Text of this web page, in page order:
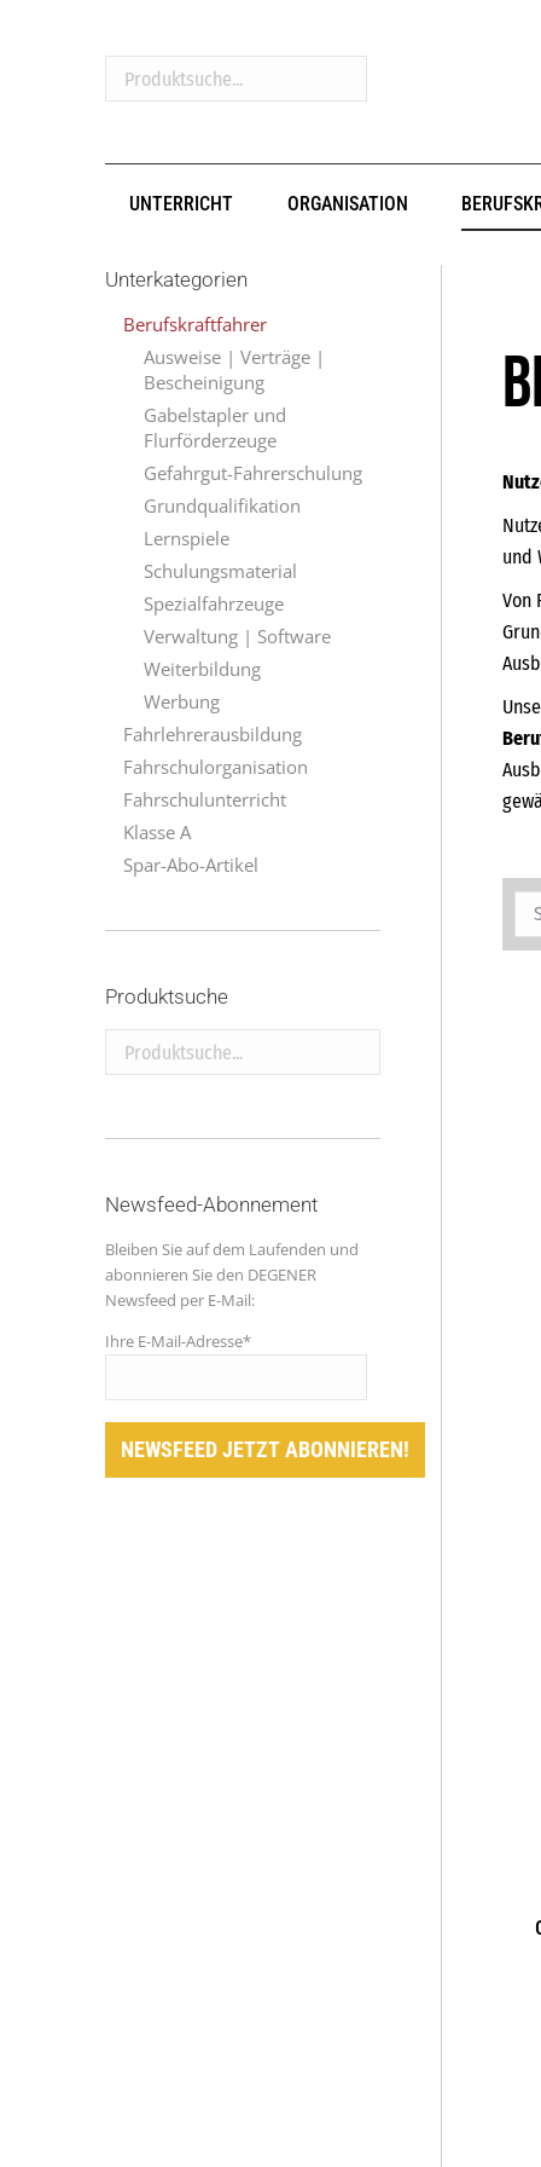
Produktsuche...
UNTERRICHT ORGANISATION
und
Von
Unterkategorien
Berufskraftfahrer
Ausweise | Verträge |
Bescheinigung
Gabelstapler und
Flurförderzeuge
Gefahrgut-Fahrerschulung
Grundqualifikation
Lernspiele
Schulungsmaterial
Spezialfahrzeuge
Verwaltung | Software
Weiterbildung
Werbung
Fahrlehrerausbildung
Fahrschulorganisation
Fahrschulunterricht
Klasse A
Spar-Abo-Artikel
Produktsuche
Produktsuche...
Newsfeed-Abonnement
Bleiben Sie auf dem Laufenden und
abonnieren Sie den DEGENER
Newsfeed per E-Mail:
Ihre E-Mail-Adresse*